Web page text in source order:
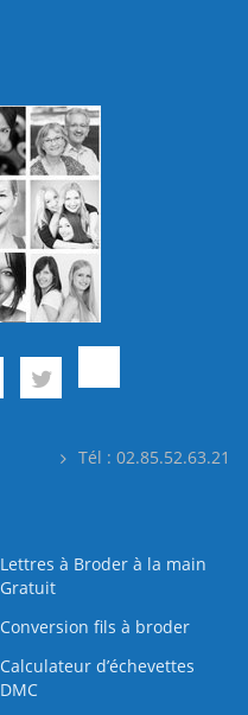
Tél : 02.85.52.63.21
Lettres à Broder à la main
Gratuit
Conversion fils à broder
Calculateur d’échevettes
DMC